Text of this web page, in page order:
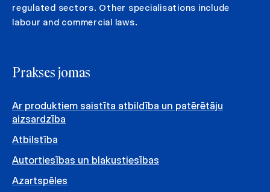
regulated sectors. Other specialisations include
labour and commercial laws.
Prakses jomas
Ar produktiem saistīta atbildība un patērētāju
aizsardzība
Atbilstība
Autortiesības un blakustiesības
Azartspēles